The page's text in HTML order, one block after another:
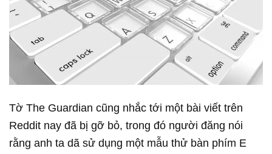
Tờ The Guardian cũng nhắc tới một bài viết trên
Reddit nay đã bị gỡ bỏ, trong đó người đăng nói
rằng anh ta dã sử dụng một mẫu thử bàn phím E